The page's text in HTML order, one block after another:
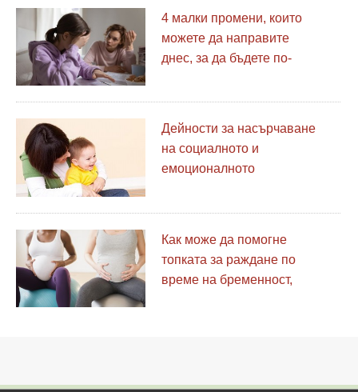
4 малки промени, които
можете да направите
днес, за да бъдете по-
Дейности за насърчаване
на социалното и
емоционалното
Как може да помогне
топката за раждане по
време на бременност,